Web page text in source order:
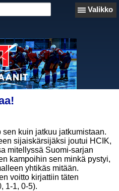
Valikko
kuin jatkuu jatkumistaan.
sijaiskärsijäksi joutui HCIK,
mitellyssä Suomi-sarjan
kampoihin sen minkä pystyi,
yhtikäs mitään.
voitto kirjattiin täten
1-1, 0-5).